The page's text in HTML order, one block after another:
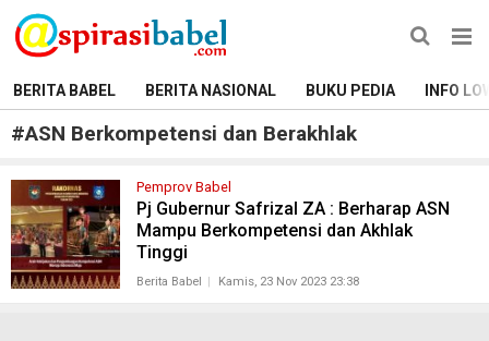
BERITA BABEL BERITA NASIONAL BUKU PEDIA INFO
#ASN Berkompetensi dan Berakhlak
Pemprov Babel
Pj Gubernur Safrizal ZA : Berharap ASN
Mampu Berkompetensi dan Akhlak
Tinggi
Berita Babel Kamis, 23 Nov 2023 23:38